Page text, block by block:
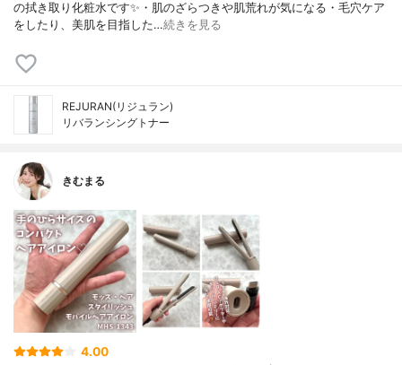
の拭き取り化粧水です✨・肌のざらつきや肌荒れが気になる・毛穴ケア
をしたり、美肌を目指した…続きを見る
REJURAN(リジュラン)
リバランシングトナー
きむまる
4.00